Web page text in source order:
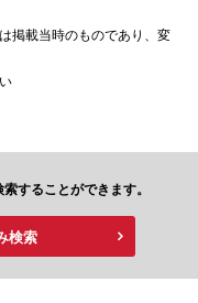
掲載当時のものであり、変
することができます。
検索